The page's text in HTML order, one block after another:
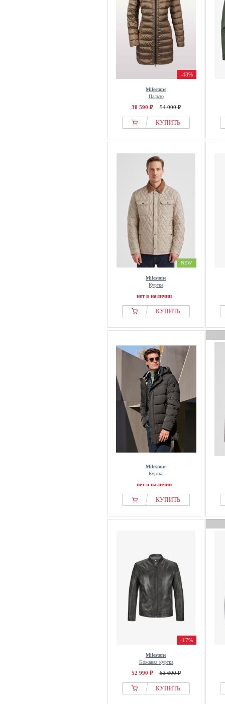
-43%
Milestone
Пальто
30 590 ₽ 54 000 ₽
КУПИТЬ
NEW
Milestone
Куртка
нет в наличии
КУПИТЬ
Milestone
Куртка
нет в наличии
КУПИТЬ
-17%
Milestone
Кожаная куртка
52 990 ₽ 63 600 ₽
КУПИТЬ